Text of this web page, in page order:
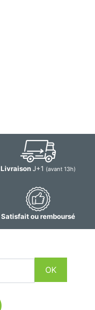
LivraisonJ+1 (avant 13h)
Satisfait ou remboursé
OK